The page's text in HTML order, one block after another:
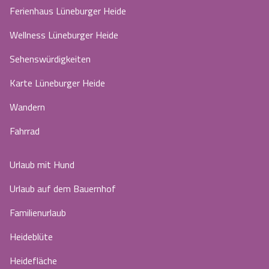
Ferienhaus Lüneburger Heide
Wellness Lüneburger Heide
Sehenswürdigkeiten
Karte Lüneburger Heide
Wandern
Fahrrad
Urlaub mit Hund
Urlaub auf dem Bauernhof
Familienurlaub
Heideblüte
Heidefläche